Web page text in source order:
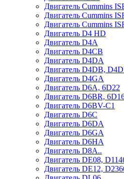
Двигатель Cummins
Двигатель Cummins
Двигатель Cummins
Двигатель D4 HD
Двигатель D4A
Двигатель D4CB
Двигатель D4DA
Двигатель D4DB,
Двигатель D4GA
Двигатель D6A, 6D22
Двигатель D6BR,
Двигатель D6BV-C1
Двигатель D6C
Двигатель D6DA
Двигатель D6GA
Двигатель D6HA
Двигатель D8A..
Двигатель DE08,
Двигатель DE12,